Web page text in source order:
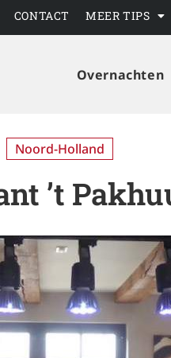
CONTACT MEER TIPS
Overnachten
Noord-Holland
’t